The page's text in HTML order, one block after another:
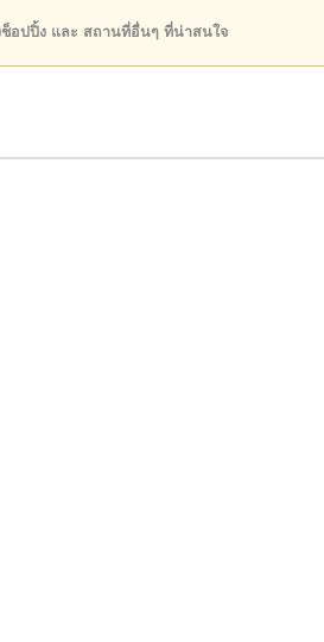
อปปิ้ง และ สถานที่อื่นๆ ที่น่าสนใจ